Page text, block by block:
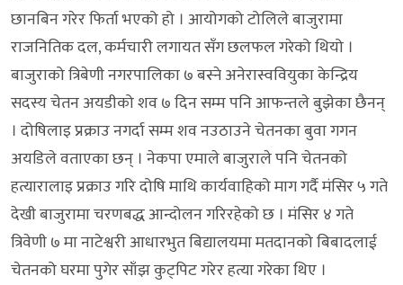
छानबिन गरेर फिर्ता भएको हो । आयोगको टोलिले बाजुरामा
राजनितिक दल, कर्मचारी लगायत सँग छलफल गरेको थियो ।
बाजुराको त्रिबेणी नगरपालिका ७ बस्ने अनेरास्ववियुका केन्द्रिय
सदस्य चेतन अयडीको शव ७ दिन सम्म पनि आफन्तले बुझेका छैनन्
। दोषिलाइ प्रक्राउ नगर्दा सम्म शव नउठाउने चेतनका बुवा गगन
अयडिले वताएका छन् । नेकपा एमाले बाजुराले पनि चेतनको
हत्यारालाइ प्रक्राउ गरि दोषि माथि कार्यवाहिको माग गर्दै मंसिर ५ गते
देखी बाजुरामा चरणबद्ध आन्दोलन गरिरहेको छ । मंसिर ४ गते
त्रिवेणी ७ मा नाटेश्वरी आधारभुत बिद्यालयमा मतदानको बिबादलाई
चेतनको घरमा पुगेर साँझ कुट्पिट गरेर हत्या गरेका थिए ।